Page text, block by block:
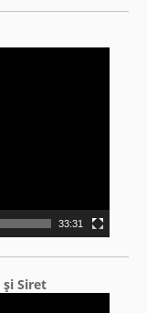
33:31
şi Siret